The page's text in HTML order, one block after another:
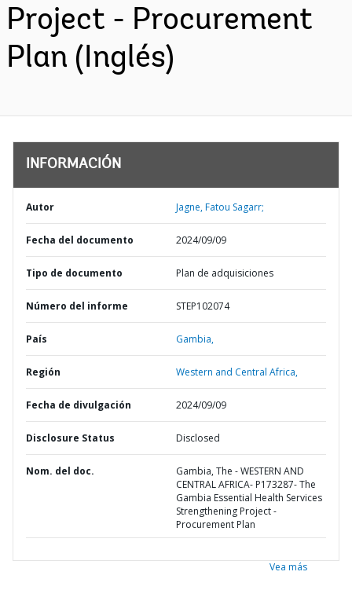
Project - Procurement
Plan (Inglés)
INFORMACIÓN
Autor Jagne, Fatou Sagarr;
Fecha del documento 2024/09/09
Tipo de documento Plan de adquisiciones
Número del informe STEP102074
País Gambia,
Región Western and Central Africa,
Fecha de divulgación 2024/09/09
Disclosure Status Disclosed
Nom. del doc.
Gambia, The - WESTERN AND
CENTRAL AFRICA- P173287- The
Gambia Essential Health Services
Strengthening Project -
Procurement Plan
Vea más